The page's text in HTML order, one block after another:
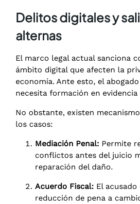
Delitos digitales y
alternas
El marco legal actual sanciona
ámbito digital que afecten la
economía. Ante esto, el
necesita formación en evidencia
No obstante, existen
los casos:
Mediación Penal: Permite
conflictos antes del juicio
reparación del daño.
Acuerdo Fiscal: El
reducción de pena a